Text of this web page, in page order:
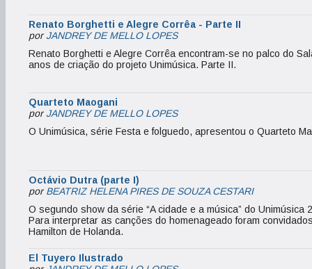
Renato Borghetti e Alegre Corrêa - Parte II
porJANDREY DE MELLO LOPES
Renato Borghetti e Alegre Corrêa encontram-se no palco do
anos de criação do projeto Unimúsica. Parte II.
Quarteto Maogani
porJANDREY DE MELLO LOPES
O Unimúsica, série Festa e folguedo, apresentou o Quarteto
Octávio Dutra (parte I)
porBEATRIZ HELENA PIRES DE SOUZA CESTARI
O segundo show da série “A cidade e a música” do
Para interpretar as canções do homenageado foram
Hamilton de Holanda.
El Tuyero Ilustrado